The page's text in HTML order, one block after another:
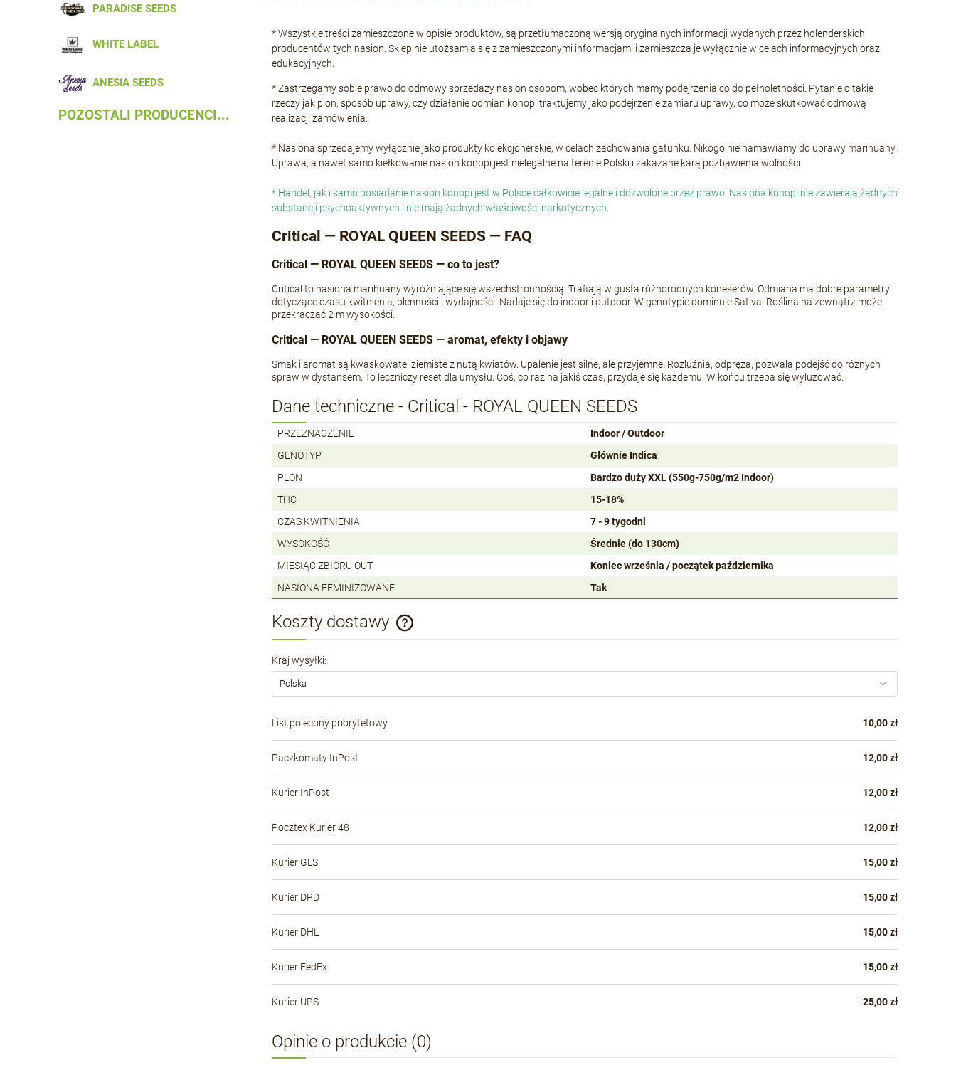
PARADISE SEEDS
WHITE LABEL
ANESIA SEEDS
POZOSTALI PRODUCENCI...
* Wszystkie treści zamieszczone w opisie produktów, są przetłumaczoną wersją oryginalnych informacji wydanych przez holenderskich
producentów tych nasion. Sklep nie utożsamia się z zamieszczonymi informacjami i zamieszcza je wyłącznie w celach informacyjnych oraz
edukacyjnych.
* Zastrzegamy sobie prawo do odmowy sprzedaży nasion osobom, wobec których mamy podejrzenia co do pełnoletności. Pytanie o takie
rzeczy jak plon, sposób uprawy, czy działanie odmian konopi traktujemy jako podejrzenie zamiaru uprawy, co może skutkować odmową
realizacji zamówienia.
* Nasiona sprzedajemy wyłącznie jako produkty kolekcjonerskie, w celach zachowania gatunku. Nikogo nie namawiamy do uprawy marihuany.
Uprawa, a nawet samo kiełkowanie nasion konopi jest nielegalne na terenie Polski i zakazane karą pozbawienia wolności.
* Handel, jak i samo posiadanie nasion konopi jest w Polsce całkowicie legalne i dozwolone przez prawo. Nasiona konopi nie zawierają żadnych
substancji psychoaktywnych i nie mają żadnych właściwości narkotycznych.
Critical — ROYAL QUEEN SEEDS — FAQ
Critical — ROYAL QUEEN SEEDS — co to jest?
Critical to nasiona marihuany wyróżniające się wszechstronnością. Trafiają w gusta różnorodnych koneserów. Odmiana ma dobre parametry
dotyczące czasu kwitnienia, plenności i wydajności. Nadaje się do indoor i outdoor. W genotypie dominuje Sativa. Roślina na zewnątrz może
przekraczać 2 m wysokości.
Critical — ROYAL QUEEN SEEDS — aromat, efekty i objawy
Smak i aromat są kwaskowate, ziemiste z nutą kwiatów. Upalenie jest silne, ale przyjemne. Rozluźnia, odpręża, pozwala podejść do różnych
spraw w dystansem. To leczniczy reset dla umysłu. Coś, co raz na jakiś czas, przydaje się każdemu. W końcu trzeba się wyluzować.
Dane techniczne - Critical - ROYAL QUEEN SEEDS
PRZEZNACZENIE
Indoor / Outdoor
GENOTYP
Głównie Indica
PLON
Bardzo duży XXL (550g-750g/m2 Indoor)
THC
15-18%
CZAS KWITNIENIA
7 - 9 tygodni
WYSOKOŚĆ
Średnie (do 130cm)
MIESIĄC ZBIORU OUT
Koniec września / początek października
NASIONA FEMINIZOWANE
Tak
Koszty dostawy
płatności
Kraj wysyłki:
List polecony priorytetowy 10,00 zł
Paczkomaty InPost 12,00 zł
Kurier InPost 12,00 zł
Pocztex Kurier 48 12,00 zł
Kurier GLS 15,00 zł
Kurier DPD 15,00 zł
Kurier DHL 15,00 zł
Kurier FedEx 15,00 zł
Kurier UPS 25,00 zł
Opinie o produkcie (0)